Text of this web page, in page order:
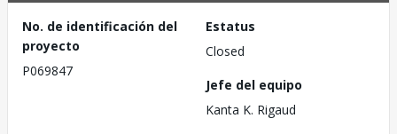
No. de identificación del
proyecto
P069847
Estatus
Closed
Jefe del equipo
Kanta K. Rigaud